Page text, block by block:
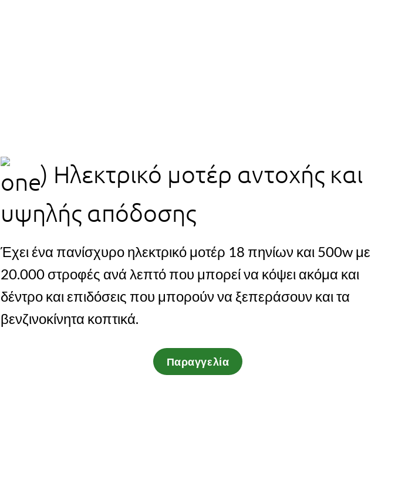
) Ηλεκτρικό μοτέρ αντοχής και
υψηλής απόδοσης
Έχει ένα πανίσχυρο ηλεκτρικό μοτέρ 18 πηνίων και 500w με
20.000 στροφές ανά λεπτό που μπορεί να κόψει ακόμα και
δέντρο και επιδόσεις που μπορούν να ξεπεράσουν και τα
βενζινοκίνητα κοπτικά.
Παραγγελία